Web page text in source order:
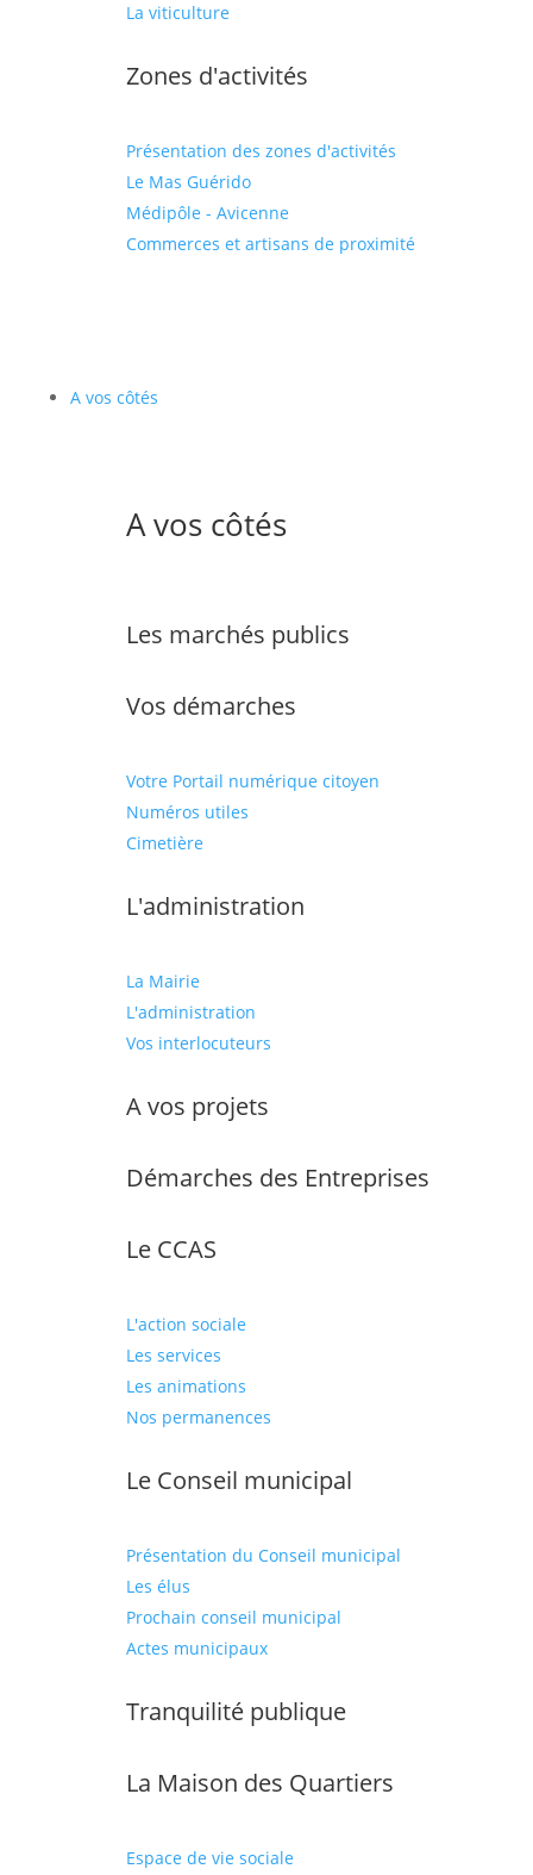
La viticulture
Zones d'activités
Présentation des zones d'activités
Le Mas Guérido
Médipôle - Avicenne
Commerces et artisans de proximité
A vos côtés
A vos côtés
Les marchés publics
Vos démarches
Votre Portail numérique citoyen
Numéros utiles
Cimetière
L'administration
La Mairie
L'administration
Vos interlocuteurs
A vos projets
Démarches des Entreprises
Le CCAS
L'action sociale
Les services
Les animations
Nos permanences
Le Conseil municipal
Présentation du Conseil municipal
Les élus
Prochain conseil municipal
Actes municipaux
Tranquilité publique
La Maison des Quartiers
Espace de vie sociale